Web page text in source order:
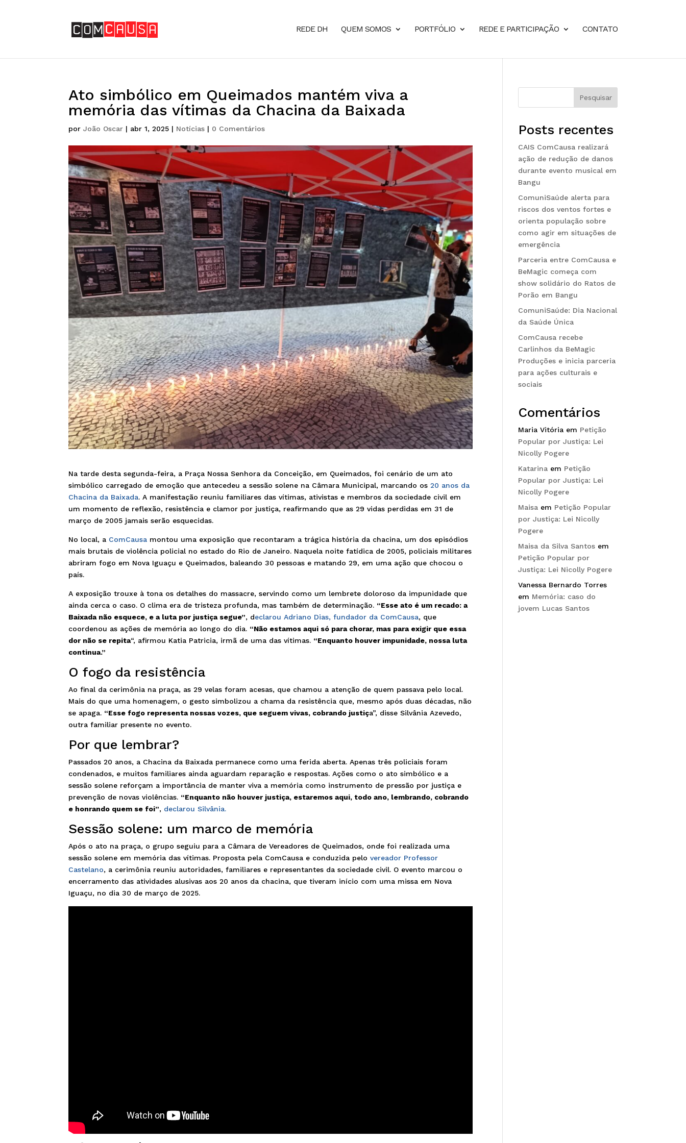
REDE DH QUEM SOMOS PORTFÓLIO REDE E PARTICIPAÇÃO CONTATO
Ato simbólico em Queimados mantém viva a
memória das vítimas da Chacina da Baixada
porJoão Oscar | abr 1, 2025 | Notícias | 0 Comentários
Na tarde desta segunda-feira, a Praça Nossa Senhora da Conceição, em Queimados, foi cenário de um ato
simbólico carregado de emoção que antecedeu a sessão solene na Câmara Municipal, marcando os20 anos da
Chacina da Baixada. A manifestação reuniu familiares das vítimas, ativistas e membros da sociedade civil em
um momento de reflexão, resistência e clamor por justiça, reafirmando que as 29 vidas perdidas em 31 de
março de 2005 jamais serão esquecidas.
No local, a ComCausa montou uma exposição que recontaram a trágica história da chacina, um dos episódios
mais brutais de violência policial no estado do Rio de Janeiro. Naquela noite fatídica de 2005, policiais militares
abriram fogo em Nova Iguaçu e Queimados, baleando 30 pessoas e matando 29, em uma ação que chocou o
país.
A exposição trouxe à tona os detalhes do massacre, servindo como um lembrete doloroso da impunidade que
ainda cerca o caso. O clima era de tristeza profunda, mas também de determinação. “Esse ato é um recado: a
Baixada não esquece, e a luta por justiça segue”, declarou Adriano Dias, fundador da ComCausa, que
coordenou as ações de memória ao longo do dia. “Não estamos aqui só para chorar, mas para exigir que essa
dor não se repita“, afirmou Katia Patricia, irmã de uma das vítimas. “Enquanto houver impunidade, nossa luta
continua.”
O fogo da resistência
Ao final da cerimônia na praça, as 29 velas foram acesas, que chamou a atenção de quem passava pelo local.
Mais do que uma homenagem, o gesto simbolizou a chama da resistência que, mesmo após duas décadas, não
se apaga. “Esse fogo representa nossas vozes, que seguem vivas, cobrando justiça”, disse Silvânia Azevedo,
outra familiar presente no evento.
Por que lembrar?
Passados 20 anos, a Chacina da Baixada permanece como uma ferida aberta. Apenas três policiais foram
condenados, e muitos familiares ainda aguardam reparação e respostas. Ações como o ato simbólico e a
sessão solene reforçam a importância de manter viva a memória como instrumento de pressão por justiça e
prevenção de novas violências. “Enquanto não houver justiça, estaremos aqui, todo ano, lembrando, cobrando
e honrando quem se foi”, declarou Silvânia.
Sessão solene: um marco de memória
Após o ato na praça, o grupo seguiu para a Câmara de Vereadores de Queimados, onde foi realizada uma
sessão solene em memória das vítimas. Proposta pela ComCausa e conduzida pelovereador Professor
Castelano, a cerimônia reuniu autoridades, familiares e representantes da sociedade civil. O evento marcou o
encerramento das atividades alusivas aos 20 anos da chacina, que tiveram início com uma missa em Nova
Iguaçu, no dia 30 de março de 2025.
Pesquisar
Posts recentes
CAIS ComCausa realizará
ação de redução de danos
durante evento musical em
Bangu
ComuniSaúde alerta para
riscos dos ventos fortes e
orienta população sobre
como agir em situações de
emergência
Parceria entre ComCausa e
BeMagic começa com
show solidário do Ratos de
Porão em Bangu
ComuniSaúde: Dia Nacional
da Saúde Única
ComCausa recebe
Carlinhos da BeMagic
Produções e inicia parceria
para ações culturais e
sociais
Comentários
Maria Vitória em Petição
Popular por Justiça: Lei
Nicolly Pogere
Katarina em Petição
Popular por Justiça: Lei
Nicolly Pogere
Maisa em Petição Popular
por Justiça: Lei Nicolly
Pogere
Maisa da Silva Santos em
Petição Popular por
Justiça: Lei Nicolly Pogere
Vanessa Bernardo Torres
em Memória: caso do
jovem Lucas Santos